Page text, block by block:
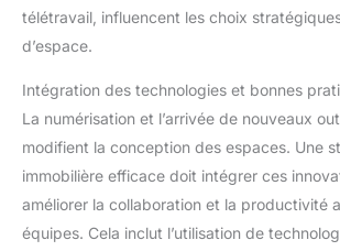
télétravail, influencent les choix
d’espace.
Intégration des technologies et bonnes
La numérisation et l’arrivée de nouveaux
modifient la conception des espaces. Une
immobilière efficace doit intégrer ces
améliorer la collaboration et la productivité
équipes. Cela inclut l’utilisation de